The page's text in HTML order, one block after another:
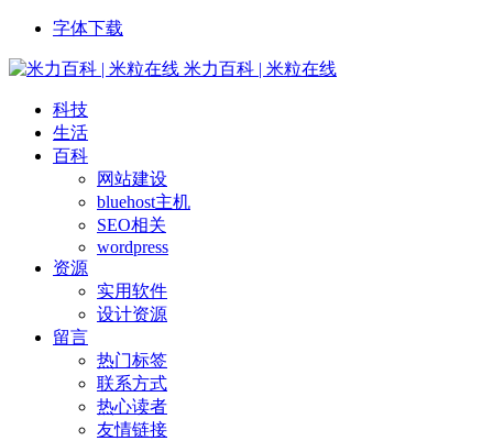
字体下载
米力百科 | 米粒在线
科技
生活
百科
网站建设
bluehost主机
SEO相关
wordpress
资源
实用软件
设计资源
留言
热门标签
联系方式
热心读者
友情链接